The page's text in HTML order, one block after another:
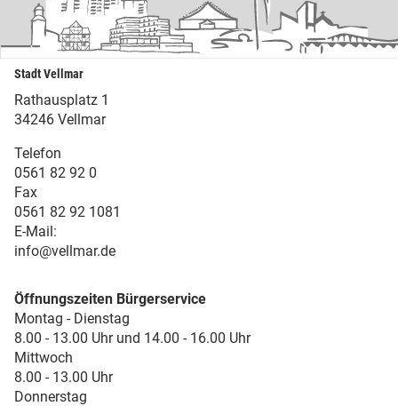
Stadt Vellmar
Rathausplatz 1
34246 Vellmar
Telefon
0561 82 92 0
Fax
0561 82 92 1081
E-Mail:
info@vellmar.de
Öffnungszeiten Bürgerservice
Montag - Dienstag
8.00 - 13.00 Uhr und 14.00 - 16.00 Uhr
Mittwoch
8.00 - 13.00 Uhr
Donnerstag